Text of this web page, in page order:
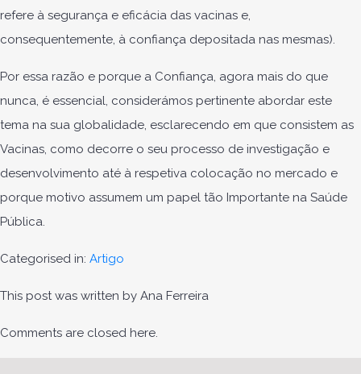
refere à segurança e eficácia das vacinas e,
consequentemente, à confiança depositada nas mesmas).
Por essa razão e porque a Confiança, agora mais do que
nunca, é essencial, considerámos pertinente abordar este
tema na sua globalidade, esclarecendo em que consistem as
Vacinas, como decorre o seu processo de investigação e
desenvolvimento até à respetiva colocação no mercado e
porque motivo assumem um papel tão Importante na Saúde
Pública.
Categorised in: Artigo
This post was written by Ana Ferreira
Comments are closed here.